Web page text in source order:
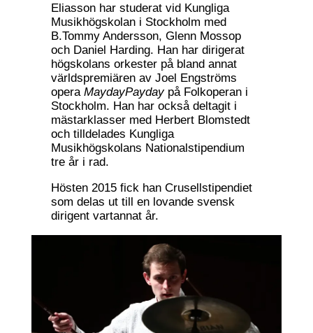
Eliasson har studerat vid Kungliga
Musikhögskolan i Stockholm med
B.Tommy Andersson, Glenn Mossop
och Daniel Harding. Han har dirigerat
högskolans orkester på bland annat
världspremiären av Joel Engströms
operaMaydayPaydaypå Folkoperan i
Stockholm. Han har också deltagit i
mästarklasser med Herbert Blomstedt
och tilldelades Kungliga
Musikhögskolans Nationalstipendium
tre år i rad.
Hösten 2015 fick han Crusellstipendiet
som delas ut till en lovande svensk
dirigent vartannat år.